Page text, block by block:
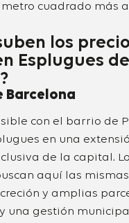
metro cuadrado más
los
Esplugues de
Barcelona
con el barrio de
en una
de la capital.
aquí las
y amplias
una gestión municipal